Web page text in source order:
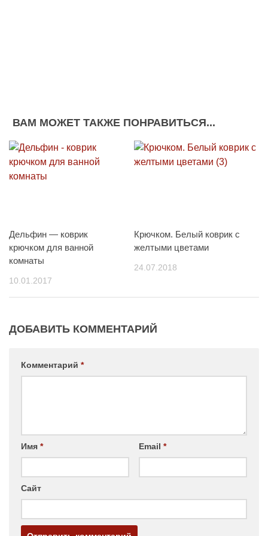
ВАМ МОЖЕТ ТАКЖЕ ПОНРАВИТЬСЯ...
Дельфин — коврик
крючком для ванной
комнаты
10.01.2017
Крючком. Белый коврик с
желтыми цветами
24.07.2018
ДОБАВИТЬ КОММЕНТАРИЙ
Комментарий *
Имя * Email *
Сайт